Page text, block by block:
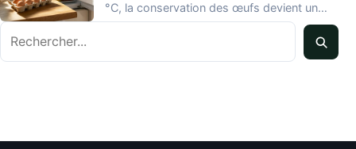
°C, la conservation des œufs devient un
vrai…